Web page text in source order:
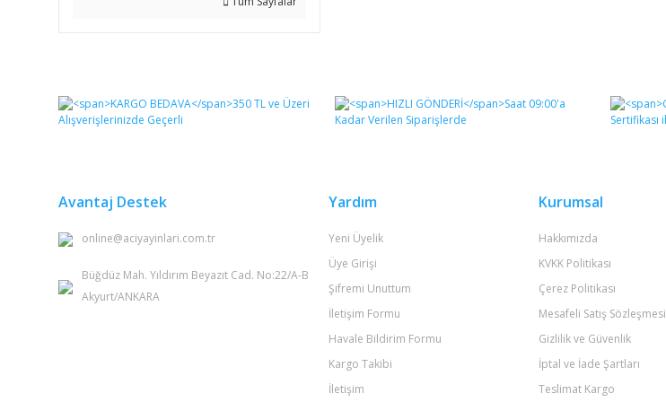
Avantaj Destek
online@aciyayinlari.com.tr
Büğdüz Mah. Yıldırım Beyazıt Cad. No:22/A-B
Akyurt/ANKARA
Yardım
Yeni Üyelik
Üye Girişi
Şifremi Unuttum
İletişim Formu
Havale Bildirim Formu
Kargo Takibi
İletişim
Kurumsal
Hakkımızda
KVKK Politikası
Çerez Politikası
Mesafeli Satış Sözleşmesi
Gizlilik ve Güvenlik
İptal ve İade Şartları
Teslimat Kargo